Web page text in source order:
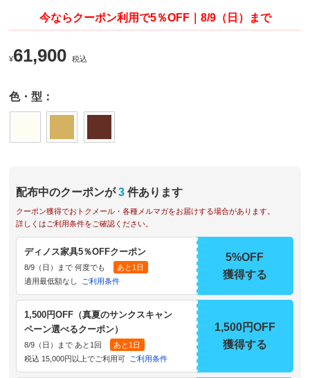
今ならクーポン利用で5％OFF｜8/9（日）まで
¥61,900 税込
色・型：
配布中のクーポンが 3 件あります
クーポン獲得でおトクメール・各種メルマガをお届けする場合があります。
詳しくはご利用条件をご確認ください。
ディノス家具5％OFFクーポン
8/9（日）まで 何度でも
あと1日
適用最低額なし
ご利用条件
5%OFF
獲得する
1,500円OFF（真夏のサンクスキャン
ペーン選べるクーポン）
8/9（日）まで あと1回
あと1日
税込 15,000円以上でご利用可
ご利用条件
1,500円OFF
獲得する